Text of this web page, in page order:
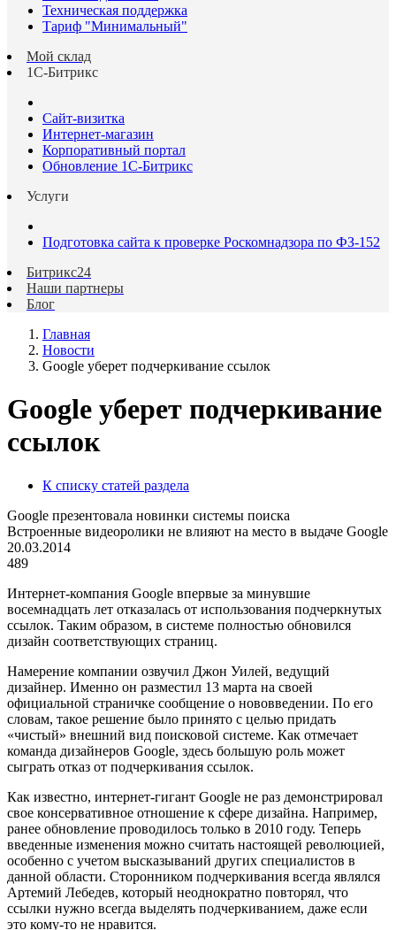
Техническая поддержка
Тариф "Минимальный"
Мой склад
1С-Битрикс
Сайт-визитка
Интернет-магазин
Корпоративный портал
Обновление 1С-Битрикс
Услуги
Подготовка сайта к проверке Роскомнадзора по ФЗ-152
Битрикс24
Наши партнеры
Блог
Главная
Новости
Google уберет подчеркивание ссылок
Google уберет подчеркивание
ссылок
К списку статей раздела
Google презентовала новинки системы поиска
Встроенные видеоролики не влияют на место в выдаче Google
20.03.2014
489
Интернет-компания Google впервые за минувшие
восемнадцать лет отказалась от использования подчеркнутых
ссылок. Таким образом, в системе полностью обновился
дизайн соответствующих страниц.
Намерение компании озвучил Джон Уилей, ведущий
дизайнер. Именно он разместил 13 марта на своей
официальной страничке сообщение о нововведении. По его
словам, такое решение было принято с целью придать
«чистый» внешний вид поисковой системе. Как отмечает
команда дизайнеров Google, здесь большую роль может
сыграть отказ от подчеркивания ссылок.
Как известно, интернет-гигант Google не раз демонстрировал
свое консервативное отношение к сфере дизайна. Например,
ранее обновление проводилось только в 2010 году. Теперь
введенные изменения можно считать настоящей революцией,
особенно с учетом высказываний других специалистов в
данной области. Сторонником подчеркивания всегда являлся
Артемий Лебедев, который неоднократно повторял, что
ссылки нужно всегда выделять подчеркиванием, даже если
это кому-то не нравится.